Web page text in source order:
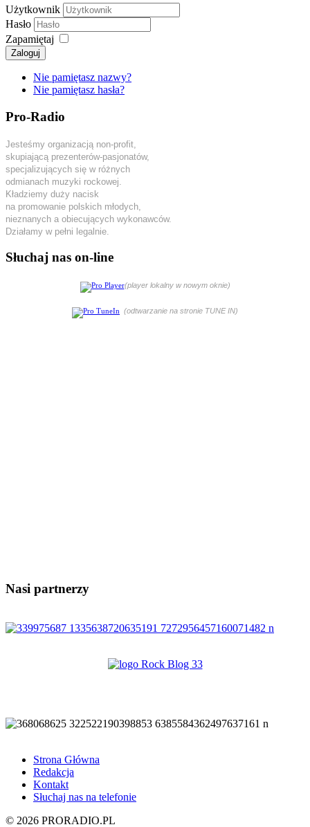
Użytkownik
Hasło
Zapamiętaj
Zaloguj
Nie pamiętasz nazwy?
Nie pamiętasz hasła?
Pro-Radio
Jesteśmy organizacją non-profit,
skupiającą prezenterów-pasjonatów,
specjalizujących się w różnych
odmianach muzyki rockowej.
Kładziemy duży nacisk
na promowanie polskich młodych,
nieznanych a obiecujących wykonawców.
Działamy w pełni legalnie.
Słuchaj nas on-line
(player lokalny w nowym oknie)
(odtwarzanie na stronie TUNE IN)
Nasi partnerzy
Strona Główna
Redakcja
Kontakt
Słuchaj nas na telefonie
© 2026 PRORADIO.PL